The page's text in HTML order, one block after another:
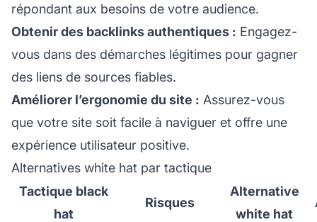
répondant aux besoins de votre audience.
Obtenir des backlinks authentiques : Engagez-
vous dans des démarches légitimes pour gagner
des liens de sources fiables.
Améliorer l’ergonomie du site : Assurez-vous
que votre site soit facile à naviguer et offre une
expérience utilisateur positive.
Alternatives white hat par tactique
Tactique black
hat
Risques
Alternative
white hat